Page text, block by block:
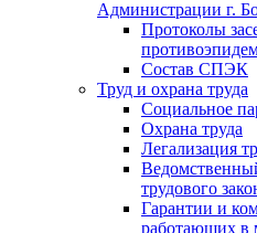
Администрации г.
Протоколы
Состав СПЭК
Труд и охрана труда
Социальное
Охрана труда
Легализация
трудового
Гарантии и
работающих в